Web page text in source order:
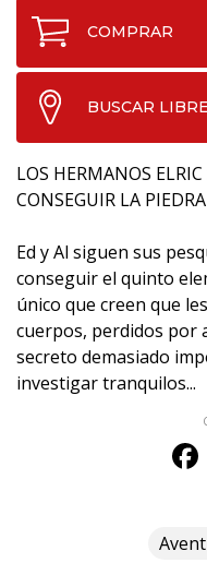
COMPRAR
BUSCAR
LOS HERMANOS
CONSEGUIR LA
Ed y Al siguen sus
conseguir el quinto
único que creen que
cuerpos, perdidos por
secreto demasiado
investigar tranquilos...